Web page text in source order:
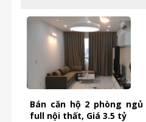
Bán căn hộ 2 phòng
full nội thất, Giá 3.5 tỷ